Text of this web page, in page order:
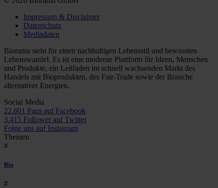
Impressum & Disclaimer
Datenschutz
Mediadaten
Biorama steht für einen nachhaltigen Lebensstil und bewussten
Lebenswandel. Es ist eine moderne Plattform für Ideen, Menschen
und Produkte, ein Leitfaden im schnell wachsenden Markt des
Handels mit Bioprodukten, des Fair-Trade sowie der Branche
alternativer Energien.
Social Media
22.601 Fans auf Facebook
3.415 Follower auf Twitter
Folge uns auf Instagram
Themen
#
Bio
#